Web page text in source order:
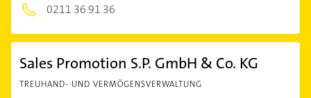
0211 36 91 36
Sales Promotion S.P. GmbH & Co. KG
TREUHAND- UND VERMÖGENSVERWALTUNG